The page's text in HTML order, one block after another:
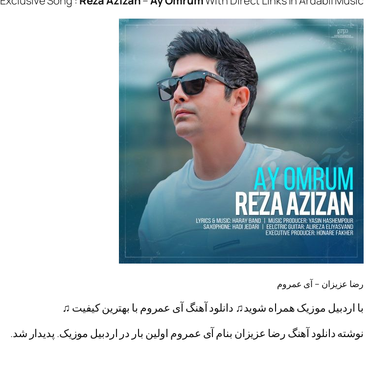
رضا عزیزان – آی عمروم
با اردبیل موزیک همراه شوید♫ دانلود آهنگ آی عمروم با بهترین کیفیت ♫
نوشته دانلود آهنگ رضا عزیزان بنام آی عمروم اولین بار در اردبیل موزیک. پدیدار شد.